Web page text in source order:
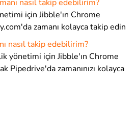
nasıl takip edebilirim?
için Jibble'ın Chrome
zamanı kolayca takip edin
nasıl takip edebilirim?
yönetimi için Jibble'ın Chrome
Pipedrive'da zamanınızı kolayca